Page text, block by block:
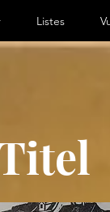
Listes